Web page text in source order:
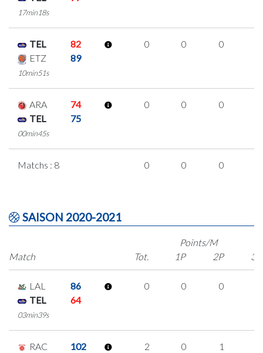
17min18s
TEL
82
ETZ
89
10min51s
0 0 0
ARA
74
TEL
75
00min45s
0 0 0
Matchs : 8 0 0 0
SAISON 2020-2021
Match
Points/M
Tot.
1P 2P 3P
LAL
86
TEL
64
03min39s
0 0 0
RAC
102
2 0 1